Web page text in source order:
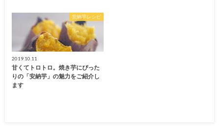
安納芋レシピ
2019.10.11
甘くてトロトロ。焼き芋にぴった
りの「安納芋」の魅力をご紹介し
ます